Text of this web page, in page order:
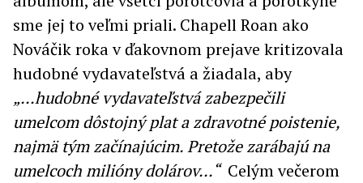
sme jej to veľmi priali. Chapell Roan ako
Nováčik roka v ďakovnom prejave kritizovala
hudobné vydavateľstvá a žiadala, aby
„...hudobné vydavateľstvá zabezpečili
umelcom dôstojný plat a zdravotné poistenie,
najmä tým začínajúcim. Pretože zarábajú na
umelcoch milióny dolárov...“Celým večerom